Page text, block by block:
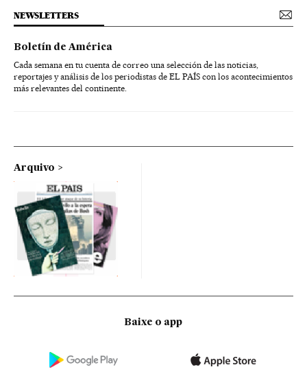
NEWSLETTERS
Boletín de América
Cada semana en tu cuenta de correo una selección de las noticias,
reportajes y análisis de los periodistas de EL PAÍS con los acontecimientos
más relevantes del continente.
Arquivo
Baixe o app